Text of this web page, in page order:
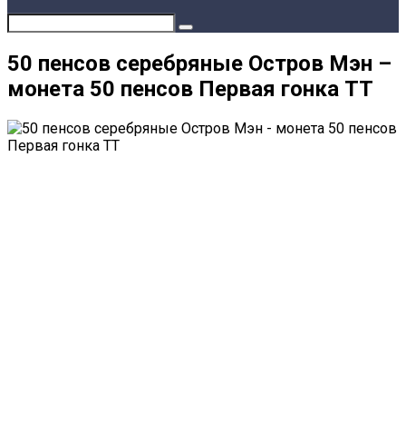
50 пенсов серебряные Остров Мэн –
монета 50 пенсов Первая гонка ТТ